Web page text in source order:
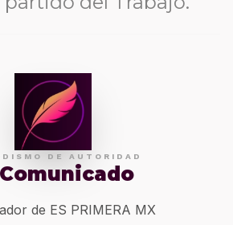
DE AUTORIDAD
Comunicado
de ES PRIMERA MX